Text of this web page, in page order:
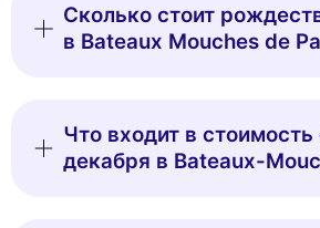
Сколько стоит
в Bateaux Mouches de
Что входит в
декабря в Bateaux-